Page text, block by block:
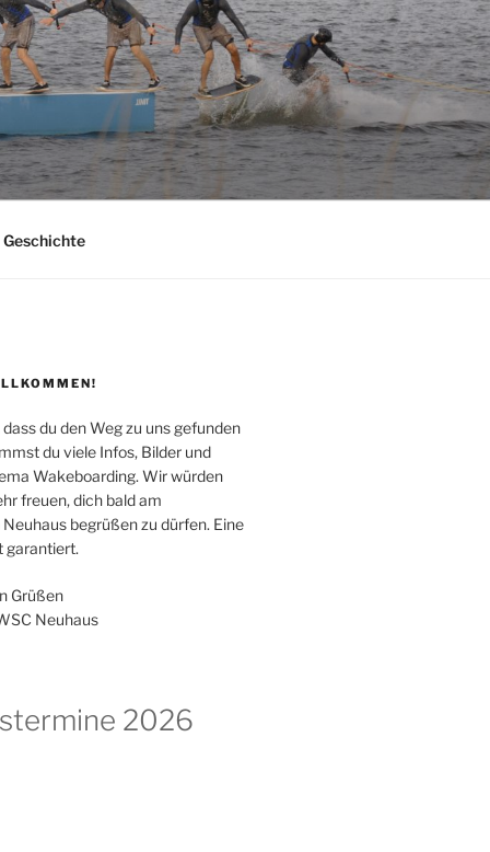
Geschichte
du den Weg zu uns gefunden
du viele Infos, Bilder und
Wakeboarding. Wir würden
freuen, dich bald am
begrüßen zu dürfen. Eine
garantiert.
Grüßen
Neuhaus
2026